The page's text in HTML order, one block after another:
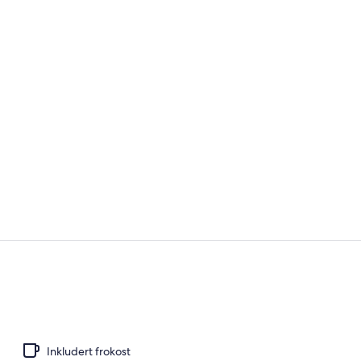
Inkludert frokost